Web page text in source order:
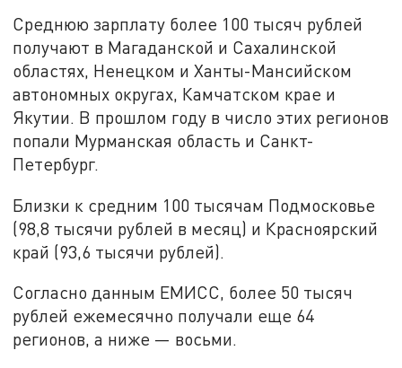
Среднюю зарплату более 100 тысяч рублей
получают в Магаданской и Сахалинской
областях, Ненецком и Ханты-Мансийском
автономных округах, Камчатском крае и
Якутии. В прошлом году в число этих регионов
попали Мурманская область и Санкт-
Петербург.
Близки к средним 100 тысячам Подмосковье
(98,8 тысячи рублей в месяц) и Красноярский
край (93,6 тысячи рублей).
Согласно данным ЕМИСС, более 50 тысяч
рублей ежемесячно получали еще 64
регионов, а ниже — восьми.